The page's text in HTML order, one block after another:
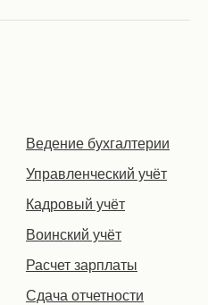
Ведение бухгалтерии
Управленческий учёт
Кадровый учёт
Воинский учёт
Расчет зарплаты
Сдача отчетности